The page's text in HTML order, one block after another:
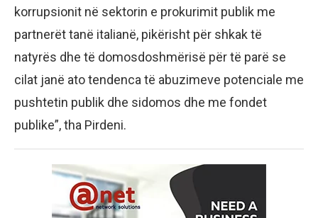
korrupsionit në sektorin e prokurimit publik me
partnerët tanë italianë, pikërisht për shkak të
natyrës dhe të domosdoshmërisë për të parë se
cilat janë ato tendenca të abuzimeve potenciale me
pushtetin publik dhe sidomos dhe me fondet
publike”, tha Pirdeni.